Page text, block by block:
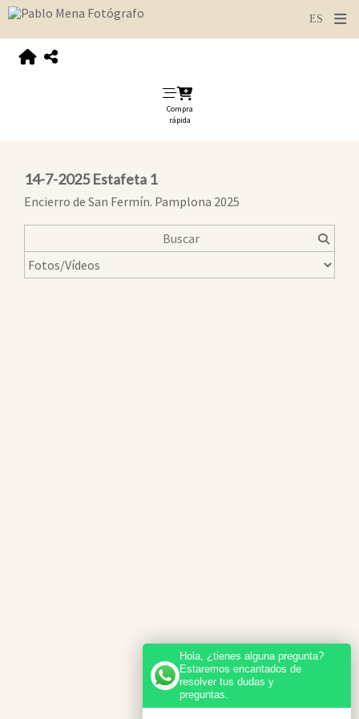
Compra
rápida
14-7-2025 Estafeta 1
Encierro de San Fermín. Pamplona 2025
Hola, ¿tienes alguna pregunta?
Estaremos encantados de
resolver tus dudas y
preguntas.